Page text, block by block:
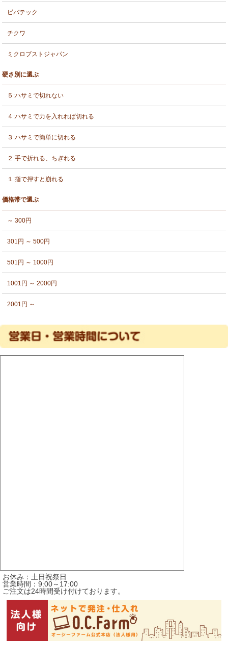
ビバテック
チクワ
ミクロブストジャパン
硬さ別に選ぶ
５:ハサミで切れない
４:ハサミで力を入れれば切れる
３:ハサミで簡単に切れる
２:手で折れる、ちぎれる
１:指で押すと崩れる
価格帯で選ぶ
～ 300円
301円 ～ 500円
501円 ～ 1000円
1001円 ～ 2000円
2001円 ～
お休み：土日祝祭日
営業時間：9:00～17:00
ご注文は24時間受け付けております。